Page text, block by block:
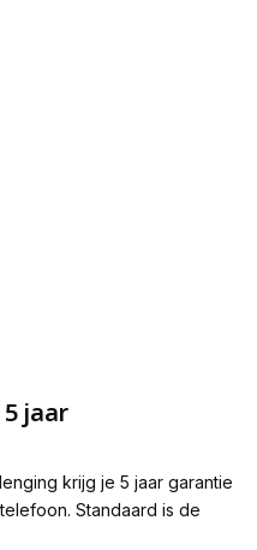
jaar
krijg je 5 jaar garantie
Standaard is de